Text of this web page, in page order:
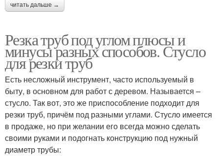
читать дальше →
Резка труб под углом плюсы и
минусы разных способов. Стусло
для резки труб
Есть несложный инструмент, часто используемый в
быту, в основном для работ с деревом. Называется –
стусло. Так вот, это же приспособление подходит для
резки труб, причём под разными углами. Стусло имеется
в продаже, но при желании его всегда можно сделать
своими руками и подогнать конструкцию под нужный
диаметр трубы: